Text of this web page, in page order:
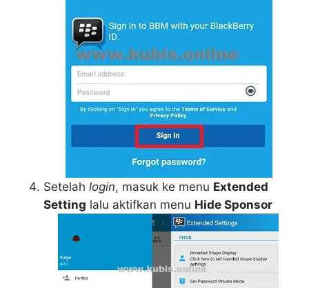
Setelahlogin, masuk ke menu Extended
Setting lalu aktifkan menu Hide Sponsor